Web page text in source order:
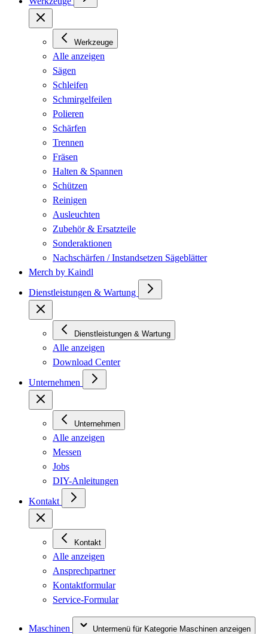
Werkzeuge
Alle anzeigen
Sägen
Schleifen
Schmirgelfeilen
Polieren
Schärfen
Trennen
Fräsen
Halten & Spannen
Schützen
Reinigen
Ausleuchten
Zubehör & Ersatzteile
Sonderaktionen
Nachschärfen / Instandsetzen Sägeblätter
Merch by Kaindl
Dienstleistungen & Wartung
Dienstleistungen & Wartung
Alle anzeigen
Download Center
Unternehmen
Unternehmen
Alle anzeigen
Messen
Jobs
DIY-Anleitungen
Kontakt
Kontakt
Alle anzeigen
Ansprechpartner
Kontaktformular
Service-Formular
Maschinen Untermenü für Kategorie Maschinen anzeigen